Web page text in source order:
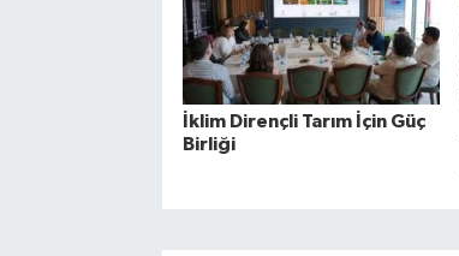
İklim Dirençli Tarım İçin Güç
Birliği